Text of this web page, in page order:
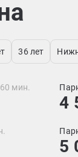
36 лет
мин.
4
5